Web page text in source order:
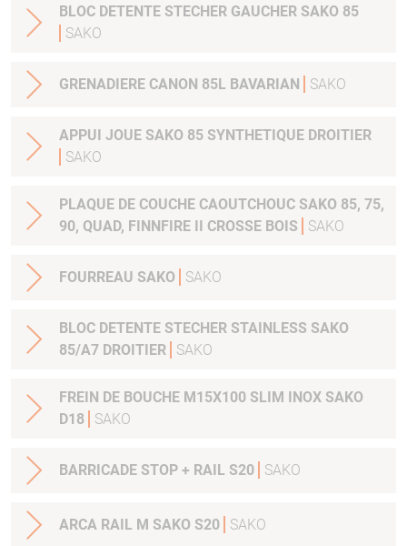
BLOC DETENTE STECHER GAUCHER SAKO 85
SAKO
GRENADIERE CANON 85L BAVARIAN SAKO
APPUI JOUE SAKO 85 SYNTHETIQUE DROITIER
SAKO
PLAQUE DE COUCHE CAOUTCHOUC SAKO 85, 75,
90, QUAD, FINNFIRE II CROSSE BOIS
SAKO
FOURREAU SAKO SAKO
BLOC DETENTE STECHER STAINLESS SAKO
85/A7 DROITIER
SAKO
FREIN DE BOUCHE M15X100 SLIM INOX SAKO
D18
SAKO
BARRICADE STOP + RAIL S20 SAKO
ARCA RAIL M SAKO S20 SAKO